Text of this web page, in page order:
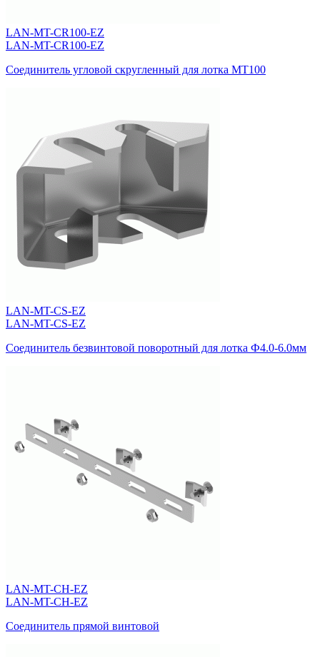
LAN-MT-CR100-EZ
LAN-MT-CR100-EZ
Соединитель угловой скругленный для лотка MT100
LAN-MT-CS-EZ
LAN-MT-CS-EZ
Соединитель безвинтовой поворотный для лотка Ф4.0-6.0мм
LAN-MT-CH-EZ
LAN-MT-CH-EZ
Соединитель прямой винтовой